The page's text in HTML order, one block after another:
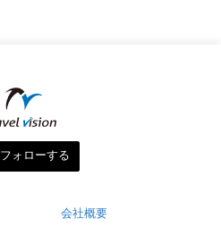
フォローする
会社概要